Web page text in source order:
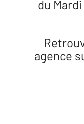
du Mardi
agence